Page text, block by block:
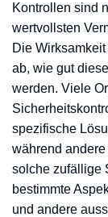
Kontrollen sind
wertvollsten
Die
ab, wie gut
werden. Viele
spezifische
während
solche zufällige
bestimmte
und andere